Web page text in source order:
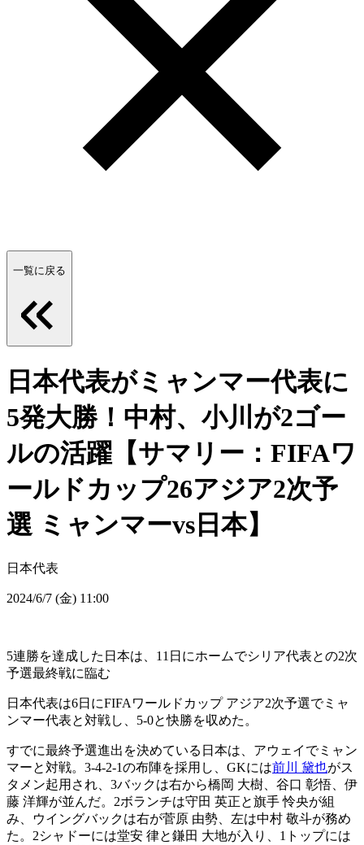
一覧に戻る
日本代表がミャンマー代表に
5発大勝！中村、小川が2ゴー
ルの活躍【サマリー：FIFAワ
ールドカップ26アジア2次予
選 ミャンマーvs日本】
日本代表
2024/6/7 (金) 11:00
5連勝を達成した日本は、11日にホームでシリア代表との2次
予選最終戦に臨む
日本代表は6日にFIFAワールドカップ アジア2次予選でミャ
ンマー代表と対戦し、5-0と快勝を収めた。
すでに最終予選進出を決めている日本は、アウェイでミャン
マーと対戦。3-4-2-1の布陣を採用し、GKには前川 黛也がス
タメン起用され、3バックは右から橋岡 大樹、谷口 彰悟、伊
藤 洋輝が並んだ。2ボランチは守田 英正と旗手 怜央が組
み、ウイングバックは右が菅原 由勢、左は中村 敬斗が務め
た。2シャドーには堂安 律と鎌田 大地が入り、1トップには